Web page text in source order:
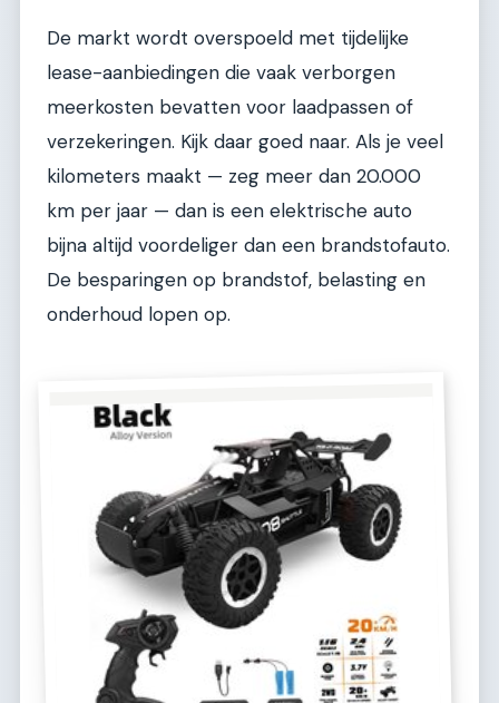
De markt wordt overspoeld met tijdelijke
lease-aanbiedingen die vaak verborgen
meerkosten bevatten voor laadpassen of
verzekeringen. Kijk daar goed naar. Als je veel
kilometers maakt — zeg meer dan 20.000
km per jaar — dan is een elektrische auto
bijna altijd voordeliger dan een brandstofauto.
De besparingen op brandstof, belasting en
onderhoud lopen op.